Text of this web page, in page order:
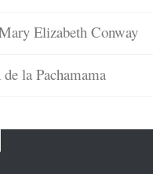
Elizabeth Conway
la Pachamama